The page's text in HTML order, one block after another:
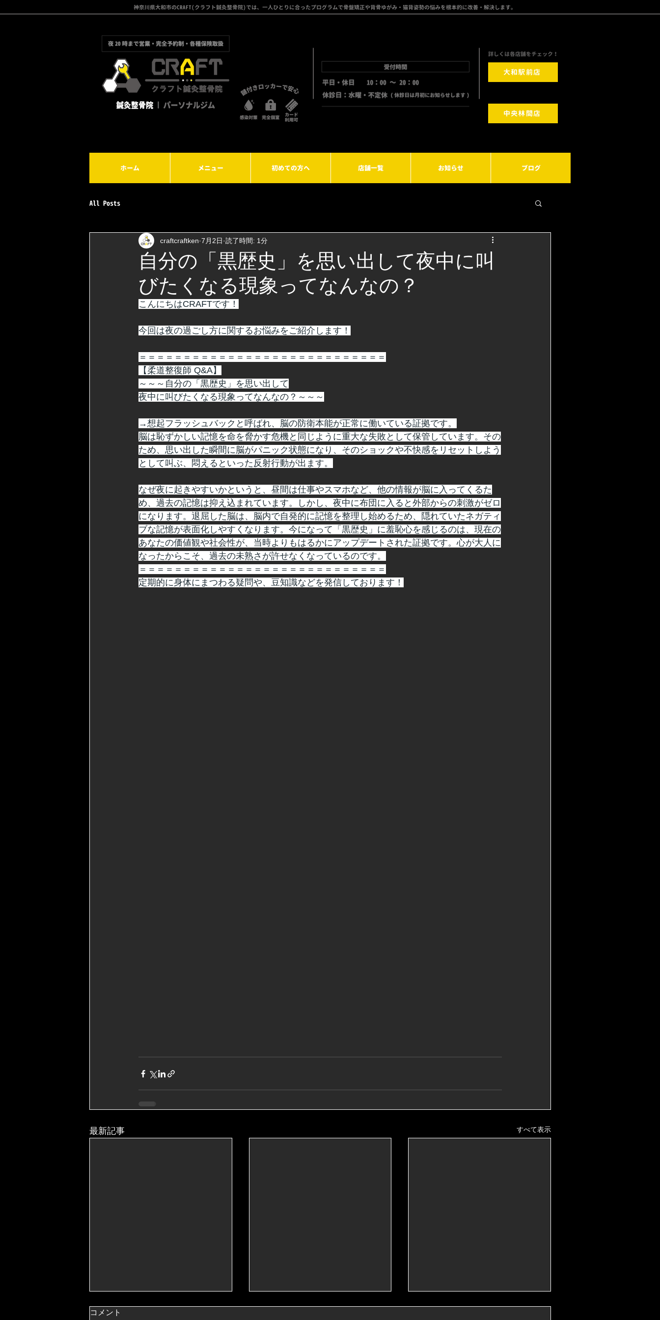
神奈川県大和市のCRAFT(クラフト鍼灸整骨院)では、一人ひとりに合ったプログラムで骨盤矯正や背骨ゆがみ・猫背姿勢の悩みを根本的に改善・解決します。
​詳しくは各店舗をチェック！
大和駅前店
中央林間店
ホーム メニュー 初めての方へ 店舗一覧 お知らせ ブログ
All Posts
自分の「黒歴史」を思い出して夜中に叫
びたくなる現象ってなんなの？
craftcraftken 7月2日 読了時間: 1分
こんにちはCRAFTです！
今回は夜の過ごし方に関するお悩みをご紹介します！
＝＝＝＝＝＝＝＝＝＝＝＝＝＝＝＝＝＝＝＝＝＝＝＝＝＝＝＝
【柔道整復師 Q&A】
～～～自分の「黒歴史」を思い出して
夜中に叫びたくなる現象ってなんなの？～～～
→想起フラッシュバックと呼ばれ、脳の防衛本能が正常に働いている証拠です。
脳は恥ずかしい記憶を命を脅かす危機と同じように重大な失敗として保管しています。その
ため、思い出した瞬間に脳がパニック状態になり、そのショックや不快感をリセットしよう
として叫ぶ、悶えるといった反射行動が出ます。
なぜ夜に起きやすいかというと、昼間は仕事やスマホなど、他の情報が脳に入ってくるた
め、過去の記憶は抑え込まれています。しかし、夜中に布団に入ると外部からの刺激がゼロ
になります。退屈した脳は、脳内で自発的に記憶を整理し始めるため、隠れていたネガティ
ブな記憶が表面化しやすくなります。今になって「黒歴史」に羞恥心を感じるのは、現在の
あなたの価値観や社会性が、当時よりもはるかにアップデートされた証拠です。心が大人に
なったからこそ、過去の未熟さが許せなくなっているのです。
＝＝＝＝＝＝＝＝＝＝＝＝＝＝＝＝＝＝＝＝＝＝＝＝＝＝＝＝
定期的に身体にまつわる疑問や、豆知識などを発信しております！
最新記事 すべて表示
コメント